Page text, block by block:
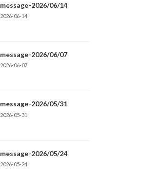
message-2026/06/14
2026-06-14
message-2026/06/07
2026-06-07
message-2026/05/31
2026-05-31
message-2026/05/24
2026-05-24